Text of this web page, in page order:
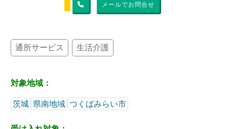
メールでお問合せ
通所サービス 生活介護
対象地域：
茨城 県南地域 つくばみらい市